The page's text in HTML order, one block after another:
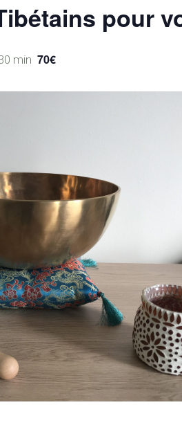
pour
min 70€